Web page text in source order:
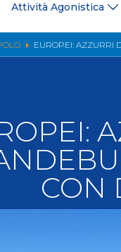
Attività Agonistica
EUROPEI: AZZURRI
Ufficio
CON